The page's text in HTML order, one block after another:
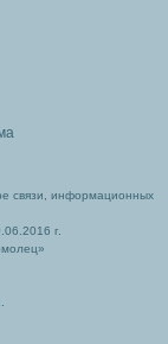
связи, информационных
г.